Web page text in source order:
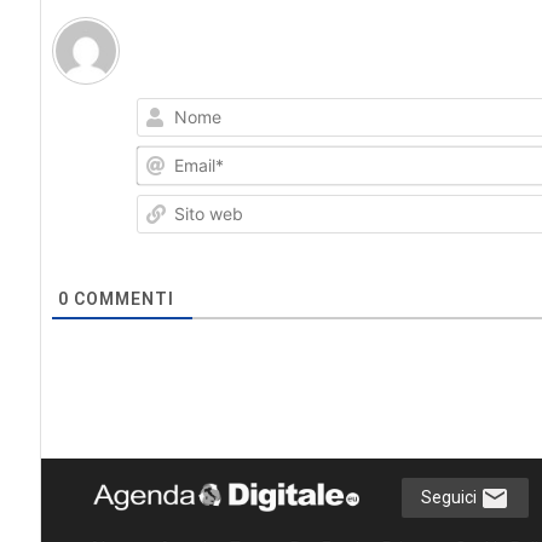
0 COMMENTI
Seguici